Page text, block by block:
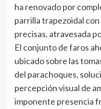
ha renovado por
parrilla trapezoidal
precisas, atravesada
El conjunto de faros
ubicado sobre las
del parachoques,
percepción visual de
imponente presencia